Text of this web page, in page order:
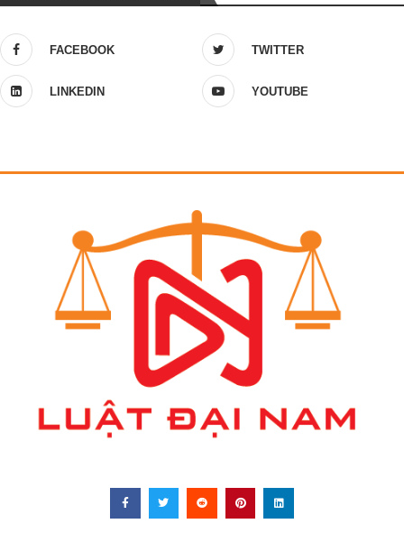
FACEBOOK TWITTER
LINKEDIN YOUTUBE